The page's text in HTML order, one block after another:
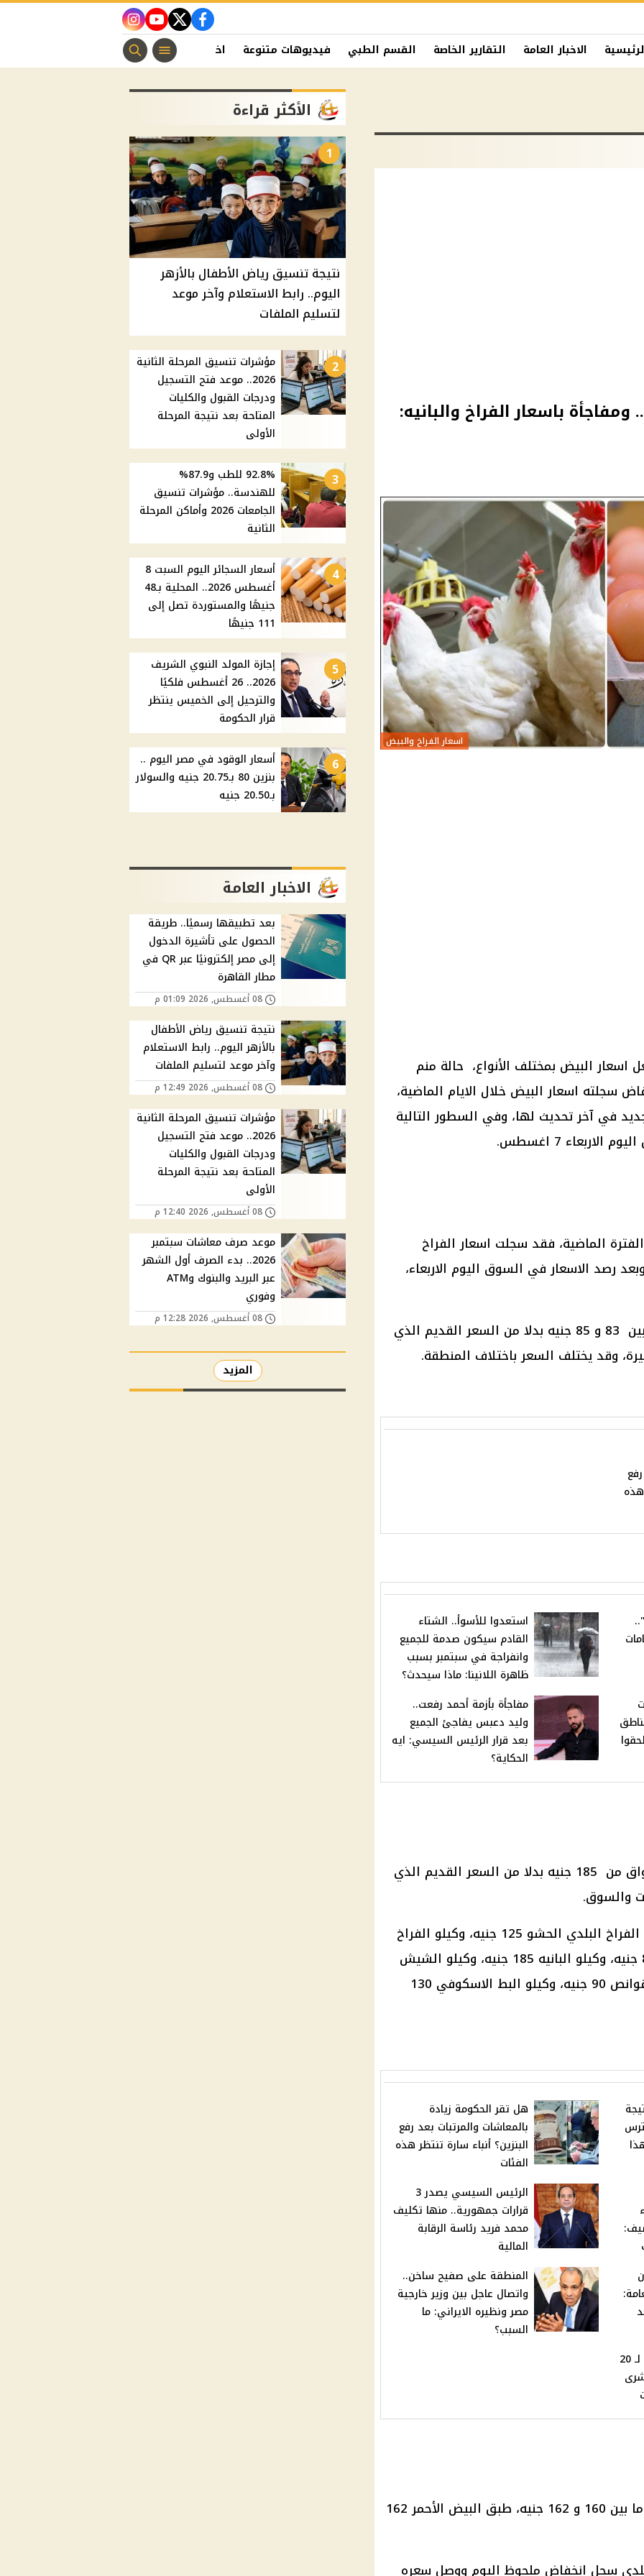
facebook
twitter
youtube
instagram
الاخبار العامة التقارير الخاصة القسم الطبي فيديوهات متنوعة اخبار الفن منوعات مسيحية
باسعار الفراخ والبانيه:
اسعار الفراخ والبيض
اسعار البيض بمختلف الأنواع، حالة منم
سجلته اسعار البيض خلال الايام الماضية،
في آخر تحديث لها، وفي السطور التالية
الاربعاء 7 اغسطس.
الماضية، فقد سجلت اسعار الفراخ
رصد الاسعار في السوق اليوم الاربعاء،
تراوح ما بين 83 و 85 جنيه بدلا من السعر القديم الذي
هذه
استعدوا للأسوأ.. الشتاء
القادم سيكون صدمة للجميع
وانفراجة في سبتمبر بسبب
ظاهرة اللانينا: ماذا سيحدث؟
مفاجأة بأزمة أحمد رفعت..
وليد دعبس يفاجئ الجميع
بعد قرار الرئيس السيسي: ايه
الحكاية؟
من 185 جنيه بدلا من السعر القديم الذي
الفراخ البلدي الحشو 125 جنيه، وكيلو
الفراخ
البانيه
185 جنيه، وكيلو الشيش
طاووق 180 جنيه، وكيلو الكبد والقوانص 90 جنيه، وكيلو البط الاسكوفي 130
هل تقر الحكومة زيادة
بالمعاشات والمرتبات بعد رفع
البنزين؟ أنباء سارة تنتظر هذه
الفئات
الرئيس السيسي يصدر 3
قرارات جمهورية.. منها تكليف
محمد فريد رئاسة الرقابة
المالية
المنطقة على صفيح ساخن..
واتصال عاجل بين وزير خارجية
مصر ونظيره الايراني: ما
السبب؟
وظائف للتعيين بالحكومة لـ 20
طبق البيض الأحمر 162
سجل انخفاض ملحوظ اليوم ووصل سعره
الأكثر قراءة
1
نتيجة تنسيق رياض الأطفال بالأزهر
اليوم.. رابط الاستعلام وآخر موعد
لتسليم الملفات
2
مؤشرات تنسيق المرحلة الثانية
2026.. موعد فتح التسجيل
ودرجات القبول والكليات
المتاحة بعد نتيجة المرحلة
الأولى
3
92.8% للطب و87.9%
للهندسة.. مؤشرات تنسيق
الجامعات 2026 وأماكن المرحلة
الثانية
4
أسعار السجائر اليوم السبت 8
أغسطس 2026.. المحلية بـ48
جنيهًا والمستوردة تصل إلى
111 جنيهًا
5
إجازة المولد النبوي الشريف
2026.. 26 أغسطس فلكيًا
والترحيل إلى الخميس ينتظر
قرار الحكومة
6
أسعار الوقود في مصر اليوم ..
بنزين 80 بـ20.75 جنيه والسولار
بـ20.50 جنيه
الاخبار العامة
بعد تطبيقها رسميًا.. طريقة
الحصول على تأشيرة الدخول
إلى مصر إلكترونيًا عبر QR في
مطار القاهرة
08 أغسطس, 2026 01:09 م
نتيجة تنسيق رياض الأطفال
بالأزهر اليوم.. رابط الاستعلام
وآخر موعد لتسليم الملفات
08 أغسطس, 2026 12:49 م
مؤشرات تنسيق المرحلة الثانية
2026.. موعد فتح التسجيل
ودرجات القبول والكليات
المتاحة بعد نتيجة المرحلة
الأولى
08 أغسطس, 2026 12:40 م
موعد صرف معاشات سبتمبر
2026.. بدء الصرف أول الشهر
عبر البريد والبنوك وATM
وفوري
08 أغسطس, 2026 12:28 م
المزيد